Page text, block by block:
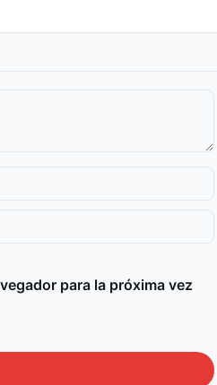
para la próxima vez